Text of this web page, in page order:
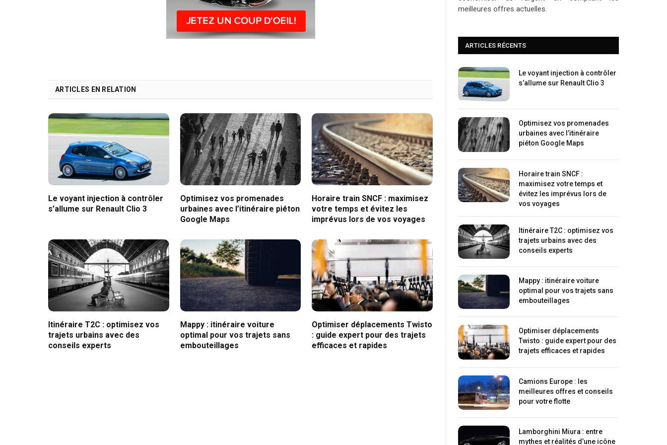
ARTICLES EN RELATION
Le voyant injection à contrôler
s’allume sur Renault Clio 3
Optimisez vos promenades
urbaines avec l’itinéraire piéton
Google Maps
Horaire train SNCF : maximisez
votre temps et évitez les
imprévus lors de vos voyages
Itinéraire T2C : optimisez vos
trajets urbains avec des
conseils experts
Mappy : itinéraire voiture
optimal pour vos trajets sans
embouteillages
Optimiser déplacements Twisto
: guide expert pour des trajets
efficaces et rapides
meilleures offres actuelles.
ARTICLES RÉCENTS
Le voyant injection à contrôler
s’allume sur Renault Clio 3
Optimisez vos promenades
urbaines avec l’itinéraire
piéton Google Maps
Horaire train SNCF :
maximisez votre temps et
évitez les imprévus lors de
vos voyages
Itinéraire T2C : optimisez vos
trajets urbains avec des
conseils experts
Mappy : itinéraire voiture
optimal pour vos trajets sans
embouteillages
Optimiser déplacements
Twisto : guide expert pour des
trajets efficaces et rapides
Camions Europe : les
meilleures offres et conseils
pour votre flotte
Lamborghini Miura : entre
mythes et réalités d’une icône